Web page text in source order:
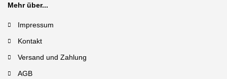
Mehr über...
Impressum
Kontakt
Versand und Zahlung
AGB